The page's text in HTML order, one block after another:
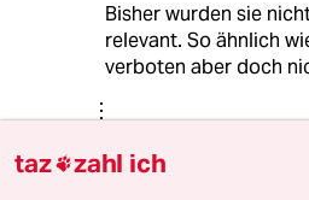
Bisher wurden sie
relevant. So ähnlich
verboten aber doch
thebastian.online
taz zahl ich